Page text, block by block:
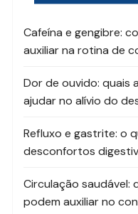
Cafeína e gengibre:
auxiliar na rotina de
Dor de ouvido: quais
ajudar no alívio do
Refluxo e gastrite: o
desconfortos
Circulação saudável:
podem auxiliar no